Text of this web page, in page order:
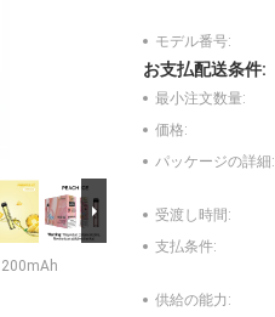
モデル番号:
お支払配送条件:
最小注文数量:
価格:
パッケージの詳細:
受渡し時間:
支払条件:
供給の能力: